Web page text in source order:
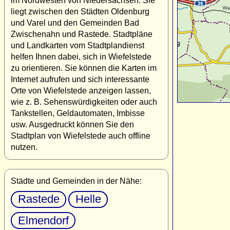
liegt zwischen den Städten Oldenburg
und Varel und den Gemeinden Bad
Zwischenahn und Rastede. Stadtpläne
und Landkarten vom Stadtplandienst
helfen Ihnen dabei, sich in Wiefelstede
zu orientieren. Sie können die Karten im
Internet aufrufen und sich interessante
Orte von Wiefelstede anzeigen lassen,
wie z. B. Sehenswürdigkeiten oder auch
Tankstellen, Geldautomaten, Imbisse
usw. Ausgedruckt können Sie den
Stadtplan von Wiefelstede auch offline
nutzen.
Städte und Gemeinden in der Nähe:
Rastede
Helle
Elmendorf